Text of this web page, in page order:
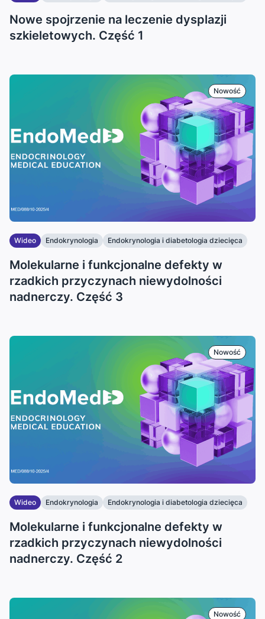
Nowe spojrzenie na leczenie dysplazji
szkieletowych. Część 1
Nowość
Wideo Endokrynologia
Endokrynologia i diabetologia dziecięca
Molekularne i funkcjonalne defekty w
rzadkich przyczynach niewydolności
nadnerczy. Część 3
Nowość
Wideo Endokrynologia
Endokrynologia i diabetologia dziecięca
Molekularne i funkcjonalne defekty w
rzadkich przyczynach niewydolności
nadnerczy. Część 2
Nowość